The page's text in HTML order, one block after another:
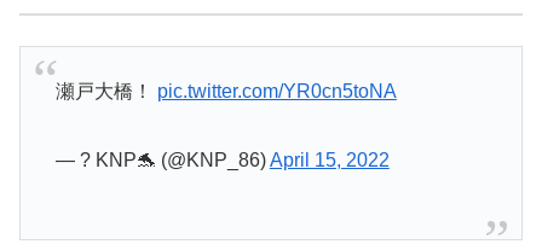
瀬戸大橋！ pic.twitter.com/YR0cn5toNA
— ? KNP🐬 (@KNP_86)April 15, 2022